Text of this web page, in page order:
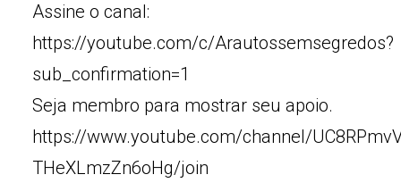
Assine o canal:
https://youtube.com/c/Arautossemsegredos?
sub_confirmation=1
Seja membro para mostrar seu apoio.
https://www.youtube.com/channel/
THeXLmzZn6oHg/join